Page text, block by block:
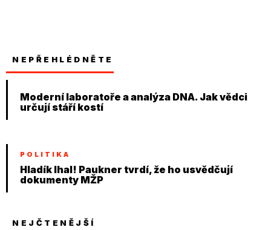
NEPŘEHLÉDNĚTE
Moderní laboratoře a analýza DNA. Jak vědci
určují stáří kostí
POLITIKA
Hladík lhal! Paukner tvrdí, že ho usvědčují
dokumenty MŽP
NEJČTENĚJŠÍ